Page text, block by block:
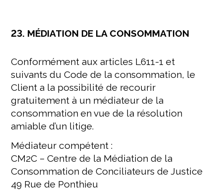
23. MÉDIATION DE LA CONSOMMATION
Conformément aux articles L611-1 et
suivants du Code de la consommation, le
Client a la possibilité de recourir
gratuitement à un médiateur de la
consommation en vue de la résolution
amiable d’un litige.
Médiateur compétent :
CM2C – Centre de la Médiation de la
Consommation de Conciliateurs de Justice
49 Rue de Ponthieu